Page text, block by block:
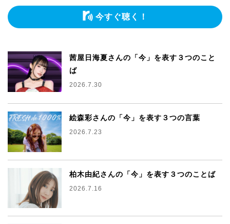
今すぐ聴く！
茜屋日海夏さんの「今」を表す３つのこと
ば
2026.7.30
絵森彩さんの「今」を表す３つの言葉
2026.7.23
柏木由紀さんの「今」を表す３つのことば
2026.7.16